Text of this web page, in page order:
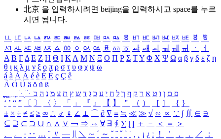
北京 을 입력하시려면 beijing을 입력하시고 space를 누르
시면 됩니다.
ㅥ ㅦ ㅧ ㅨ ㅩ ㅪ ㅫ ㅬ ㅭ ㅮ ㅯ ㅰ ㅱ ㅲ ㅳ ㅴ ㅵ ㅶ ㅷ ㅸ
ㅹ
ㅺ ㅻ ㅼ ㅽ ㅾ ㅿ ㆀ ㆁ ㆂ ㆃ ㆄ ㆅ ㆆ ㆇ ㆈ ㆉ ㆊ ㆋ ㆌ ㆍ
ㆎ
Α Β ΓΔ Ε Ζ Η Θ Ι ΚΛ Μ Ν Ξ Ο Π Ρ Σ ΤΥ Φ Χ Ψ Ω α β γ δ ε ζ η
θ ι κ λ μ ν ξ ο π ρ σ τ υ φ χ ψ ω
á à Á À é è É È ç Ç ê
Ä Ö Ü ä ö ü ß
ִֶֹ ֻּ ׁׂ פ ם ן ו ט א ר ק ף ך ל ח י ע כ ג ד ש ץ ת צ מ נ ה ב
‘ ’ “ ” 〔 〕 〈 〉 「 」 『 』 【 】 ＂ （ ） ［ ］ ｛ ｝
± × ÷ ≠ ≤ ≥ ∞ ∴ ♂ ♀ ∠ ⊥ ⌒ ∂ ∇ ≡ ≒ ≪ ≫ √ ∽ ∝ ∵ ∫ ∬ ∈ ∋
⊆ ⊇ ⊂ ⊃ ∪ ∩ ∧ ∨ ￢ ⇒ ⇔ ∀ ∃ ∮ ∑ ∏ ＋ － ＜ ＝
＞
、
。 · ‥ … ¨ 〃 ― ＼ ∼ ´ ～ ˇ ˘ ˝ ˚ ˙ ¸ ¡ ¿ ː ！ ＇ ， ． ／
：